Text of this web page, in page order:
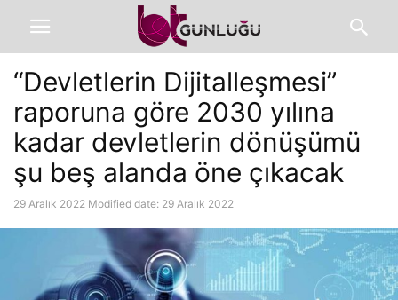
“Devletlerin Dijitalleşmesi”
raporuna göre 2030 yılına
kadar devletlerin dönüşümü
şu beş alanda öne çıkacak
29 Aralık 2022 Modified date: 29 Aralık 2022